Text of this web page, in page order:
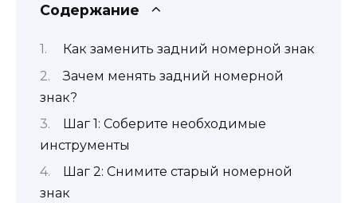
Содержание
Как заменить задний номерной знак
Зачем менять задний номерной
знак?
Шаг 1: Соберите необходимые
инструменты
Шаг 2: Снимите старый номерной
знак